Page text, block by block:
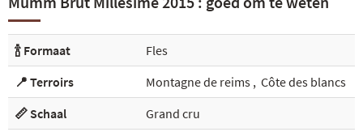
🍾 Formaat
Fles
📍 Terroirs
Montagne de reims , Côte des blancs
📏 Schaal
Grand cru